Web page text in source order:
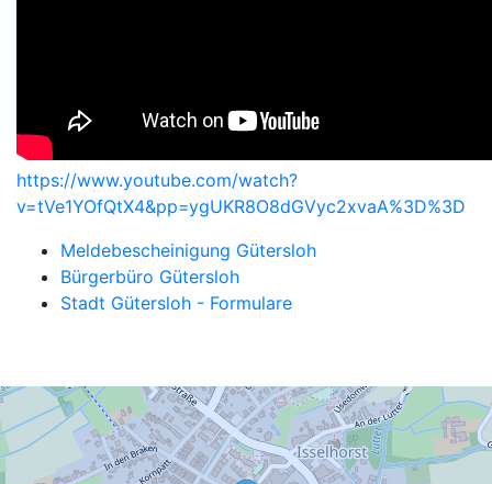
https://www.youtube.com/watch?
v=tVe1YOfQtX4&pp=ygUKR8O8dGVyc2xvaA%3D%3D
Meldebescheinigung Gütersloh
Bürgerbüro Gütersloh
Stadt Gütersloh - Formulare